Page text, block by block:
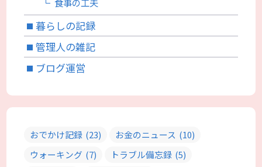
暮らしの記録
管理人の雑記
ブログ運営
おでかけ記録 (23) お金のニュース (10)
ウォーキング (7) トラブル備忘録 (5)